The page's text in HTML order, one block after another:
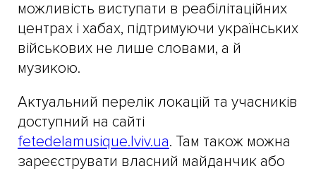
можливість виступати в реабілітаційних
центрах і хабах, підтримуючи українських
військових не лише словами, а й
музикою.
Актуальний перелік локацій та учасників
доступний на сайті
fetedelamusique.lviv.ua. Там також можна
зареєструвати власний майданчик або